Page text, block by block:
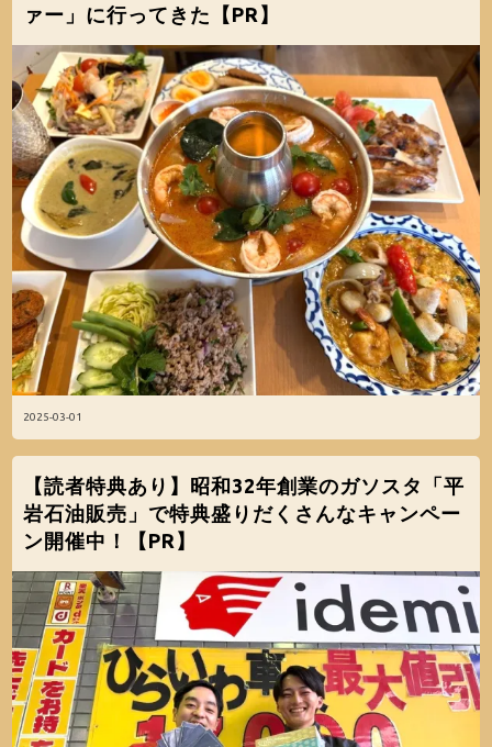
2025-03-01
ァー」に行ってきた【PR】
【読者特典あり】昭和32年創業のガソスタ「平
岩石油販売」で特典盛りだくさんなキャンペー
ン開催中！【PR】